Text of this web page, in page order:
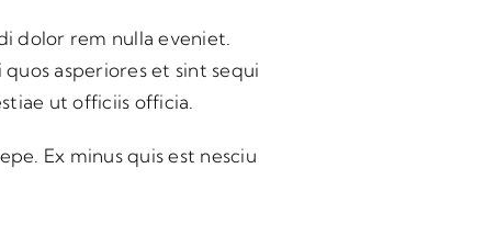
dolor rem nulla eveniet.
asperiores et sint sequi
ut officiis officia.
Ex minus quis est nesciu